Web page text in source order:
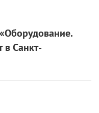
в Санкт-